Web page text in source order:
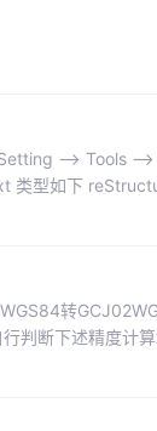
—> Tools —>
类型如下
转
判断下述精度计算
量级进行提供 先